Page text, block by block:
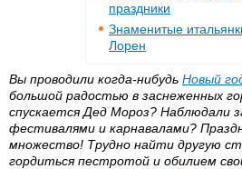
праздники
Знаменитые
Лорен
Вы проводили когда-нибудь Новый
большой радостью в заснеженных
спускается Дед Мороз? Наблюдали
фестивалями и карнавалами?
множество! Трудно найти другую
гордиться пестротой и обилием